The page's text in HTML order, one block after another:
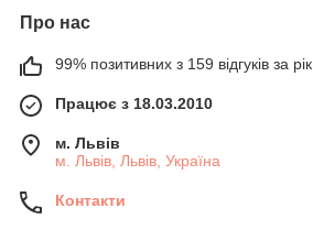
Про нас
99% позитивних з 159 відгуків за рік
Працює з 18.03.2010
м. Львів
м. Львів, Львів, Україна
Контакти